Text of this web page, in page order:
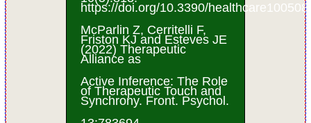
https://doi.org/10.3390/
McParlin Z, Cerritelli F,
Friston KJ and Esteves JE
(2022) Therapeutic
Alliance as
Active Inference: The Role
of Therapeutic Touch and
Synchrony. Front. Psychol.